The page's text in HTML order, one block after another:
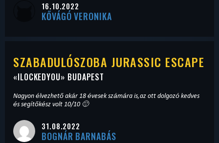
16.10.2022
KŐVÁGÓ VERONIKA
SZABADULÓSZOBA JURASSIC ESCAPE
«ILOCKEDYOU» BUDAPEST
Nagyon élvezhető akár 18 évesek számára is,az ott dolgozó kedves
és segítőkész volt 10/10 🙂
31.08.2022
BOGNÁR BARNABÁS